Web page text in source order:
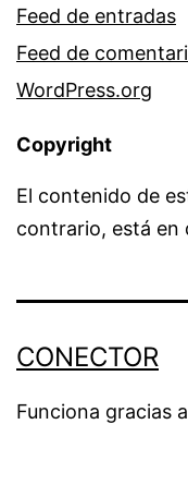
Feed de entradas
Feed de
WordPress.org
Copyright
El contenido de
contrario, está en
CONECTOR
Funciona gracias a